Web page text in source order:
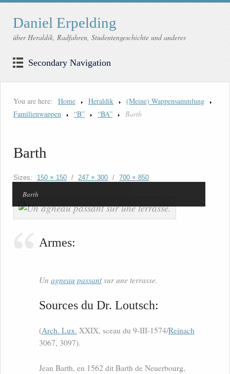
Daniel Erpelding
über Heraldik, Radfahren, Studentengeschichte und anderes
Secondary Navigation
You are here: Home Heraldik
(Meine) Wappensammlung
Familienwappen
“B” “BA” Barth
Barth
Sizes: 150 × 150 / 247 × 300 / 700 × 850
Barth
Armes:
Un agneau passantsur une terrasse.
Sources du Dr. Loutsch:
(Arch. Lux. XXIX, sceau du 9-III-1574/Reinach
3067, 3097).
Jean Barth, en 1562 dit Barth de Neuerbourg,